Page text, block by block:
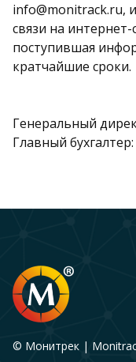
info@monitrack.ru,
связи на
поступившая
кратчайшие сроки.
Генеральный
Главный
© Монитрек |